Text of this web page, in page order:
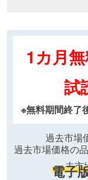
1カ月
試
※無料期間終了
過去市場
過去市場価格の
去市
電子